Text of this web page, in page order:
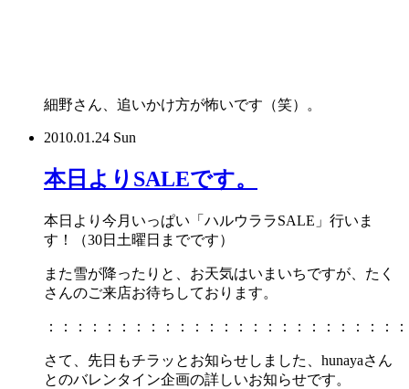
細野さん、追いかけ方が怖いです（笑）。
2010.01.24 Sun
本日よりSALEです。
本日より今月いっぱい「ハルウララSALE」行いま
す！（30日土曜日までです）
また雪が降ったりと、お天気はいまいちですが、たく
さんのご来店お待ちしております。
：：：：：：：：：：：：：：：：：：：：：：：：
さて、先日もチラッとお知らせしました、hunayaさん
とのバレンタイン企画の詳しいお知らせです。